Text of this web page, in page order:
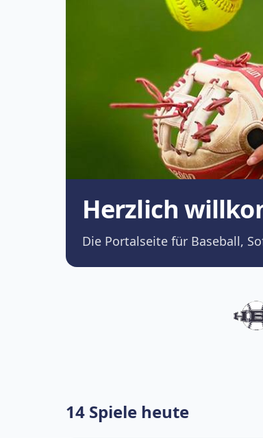
Herzlich
Die Portalseite für Baseball,
14 Spiele heute